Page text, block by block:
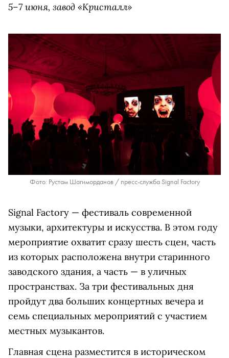
5–7 июня, завод «Кристалл»
Фото: Рустам Шагиморданов / пресс-служба Signal Factory
Signal Factory — фестиваль современной
музыки, архитектуры и искусства. В этом году
мероприятие охватит сразу шесть сцен, часть
из которых расположена внутри старинного
заводского здания, а часть — в уличных
пространствах. За три фестивальных дня
пройдут два больших концертных вечера и
семь специальных мероприятий с участием
местных музыкантов.
Главная сцена разместится в историческом